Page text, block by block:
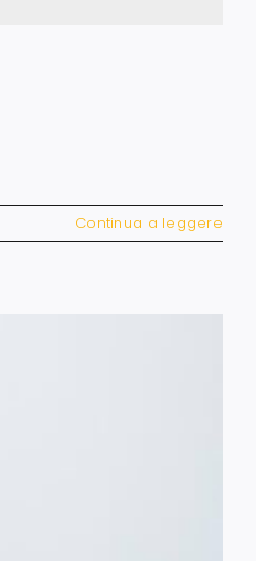
Continua a leggere